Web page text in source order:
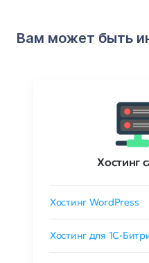
Вам может быть
Хостинг
Хостинг WordPress
Хостинг для 1C-